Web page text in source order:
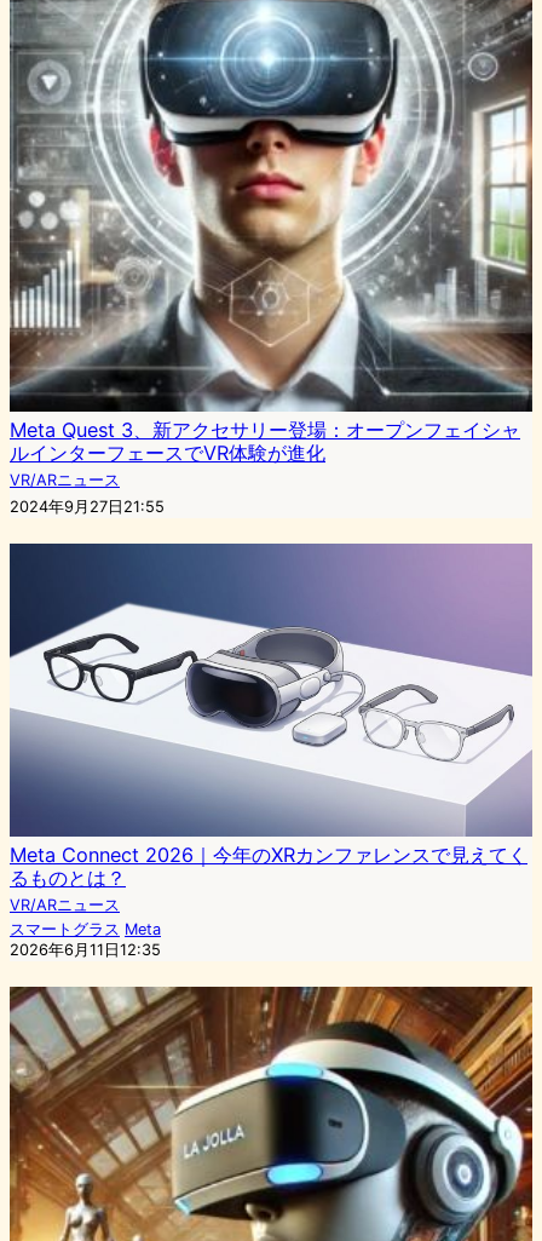
Meta Quest 3、新アクセサリー登場：オープンフェイシャ
ルインターフェースでVR体験が進化
VR/ARニュース
2024年9月27日21:55
Meta Connect 2026｜今年のXRカンファレンスで見えてく
るものとは？
VR/ARニュース
スマートグラス Meta
2026年6月11日12:35